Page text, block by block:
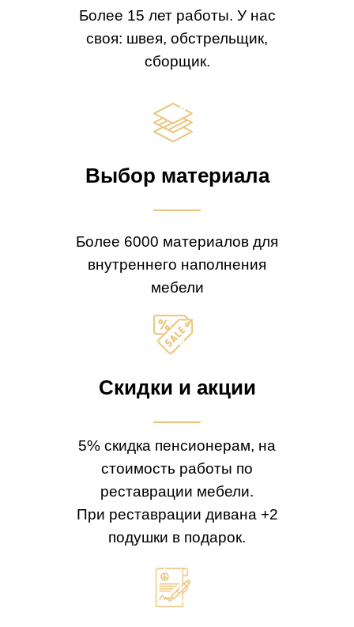
Более 15 лет работы. У нас
своя: швея, обстрельщик,
сборщик.
Выбор материала
Более 6000 материалов для
внутреннего наполнения
мебели
Скидки и акции
5% скидка пенсионерам, на
стоимость работы по
реставрации мебели.
При реставрации дивана +2
подушки в подарок.